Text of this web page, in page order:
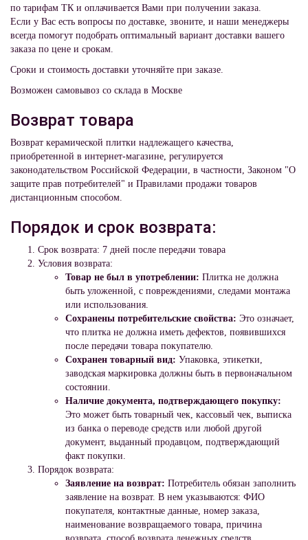
по тарифам ТК и оплачивается Вами при получении заказа.
Если у Вас есть вопросы по доставке, звоните, и наши менеджеры
всегда помогут подобрать оптимальный вариант доставки вашего
заказа по цене и срокам.
Сроки и стоимость доставки уточняйте при заказе.
Возможен самовывоз со склада в Москве
Возврат товара
Возврат керамической плитки надлежащего качества,
приобретенной в интернет-магазине, регулируется
законодательством Российской Федерации, в частности, Законом "О
защите прав потребителей" и Правилами продажи товаров
дистанционным способом.
Порядок и срок возврата:
Срок возврата: 7 дней после передачи товара
Условия возврата:
Товар не был в употреблении: Плитка не должна
быть уложенной, с повреждениями, следами монтажа
или использования.
Сохранены потребительские свойства: Это означает,
что плитка не должна иметь дефектов, появившихся
после передачи товара покупателю.
Сохранен товарный вид: Упаковка, этикетки,
заводская маркировка должны быть в первоначальном
состоянии.
Наличие документа, подтверждающего покупку:
Это может быть товарный чек, кассовый чек, выписка
из банка о переводе средств или любой другой
документ, выданный продавцом, подтверждающий
факт покупки.
Порядок возврата:
Заявление на возврат: Потребитель обязан заполнить
заявление на возврат. В нем указываются: ФИО
покупателя, контактные данные, номер заказа,
наименование возвращаемого товара, причина